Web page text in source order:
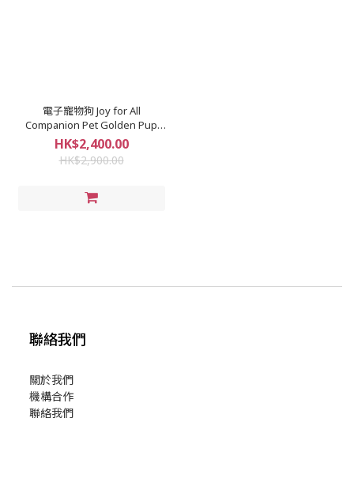
電子寵物狗 Joy for All
Companion Pet Golden Pup
HA2001
HK$2,400.00
HK$2,900.00
聯絡我們
關於我們
機構合作
聯絡我們